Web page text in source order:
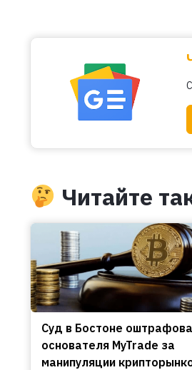
Читайте
Cуд в Бостоне
основателя MyTrade за
манипуляции